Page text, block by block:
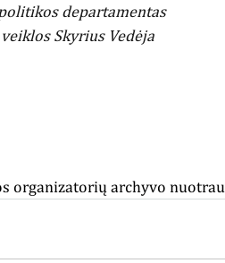
departamentas
Skyrius Vedėja
organizatorių archyvo